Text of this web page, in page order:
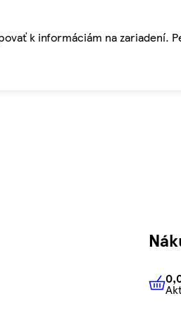
k informáciám na zariadení.